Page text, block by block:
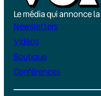
Le média qui annonce
Newsletters
Vidéos
Boutique
Conférences